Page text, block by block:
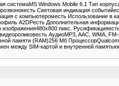
Windows Mobile 6.1 Тип
Световая индикация
с компьютероместь Использование
A2DPесть Дополнительная
пикс.
АудиоMP3, AAC, WMA,
памяти (RAM)256 Мб
между SIM-картой и внутренней